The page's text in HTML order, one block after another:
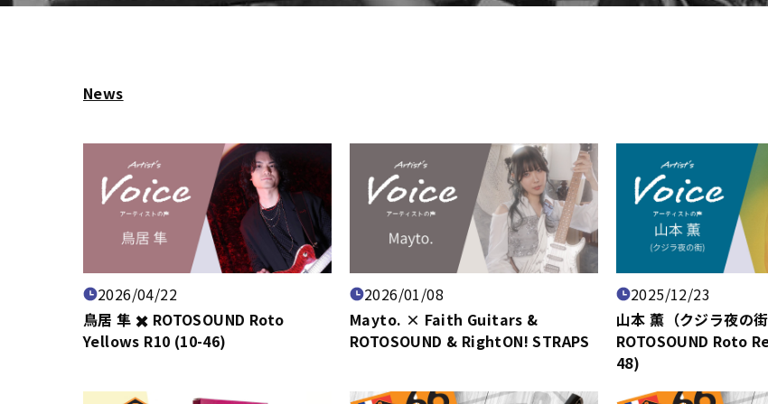
News
2026/04/22
鳥居 隼 ✖️ ROTOSOUND Roto
Yellows R10 (10-46)
2026/01/08
Mayto. × Faith Guitars &
ROTOSOUND & RightON! STRAPS
2025/12/23
山本 薫（クジラ夜の
ROTOSOUND Roto
48)